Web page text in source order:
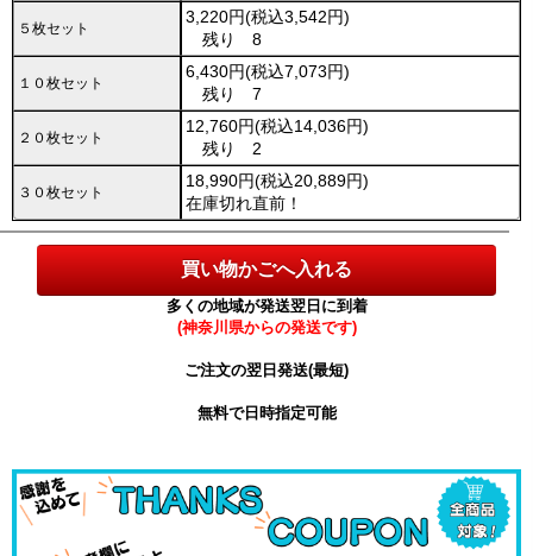
５枚セット
3,220円(税込3,542円)
残り 8
１０枚セット
6,430円(税込7,073円)
残り 7
２０枚セット
12,760円(税込14,036円)
残り 2
３０枚セット
18,990円(税込20,889円)
在庫切れ直前！
多くの地域が発送翌日に到着
(神奈川県からの発送です)
ご注文の翌日発送(最短)
無料で日時指定可能